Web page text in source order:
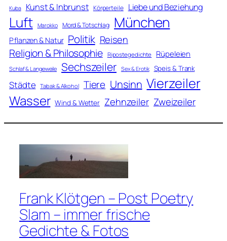
Kuba Kunst & Inbrunst Körperteile Liebe und Beziehung
Luft Marokko Mord & Totschlag München
Pflanzen & Natur Politik Reisen
Religion & Philosophie Ripostegedichte Rüpeleien
Schlaf & Langeweile Sechszeiler Sex & Erotik Speis & Trank
Städte Tabak & Alkohol Tiere Unsinn Vierzeiler
Wasser Wind & Wetter Zehnzeiler Zweizeiler
Frank Klötgen – Post Poetry
Slam – immer frische
Gedichte & Fotos